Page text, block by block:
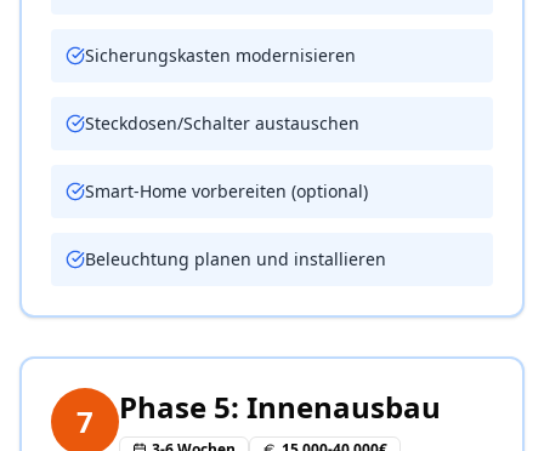
Sicherungskasten modernisieren
Steckdosen/Schalter austauschen
Smart-Home vorbereiten (optional)
Beleuchtung planen und installieren
7 Phase 5: Innenausbau
Fliesenleger
Dachdecker